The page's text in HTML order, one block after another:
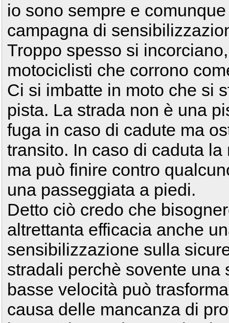
io sono sempre e
campagna di
Troppo spesso si
motociclisti che corrono
Ci si imbatte in moto che si
pista. La strada non è una
fuga in caso di cadute ma
transito. In caso di caduta
ma può finire contro
una passeggiata a piedi.
Detto ciò credo che
altrettanta efficacia anche
sensibilizzazione sulla
stradali perchè sovente
basse velocità può
causa delle mancanza di